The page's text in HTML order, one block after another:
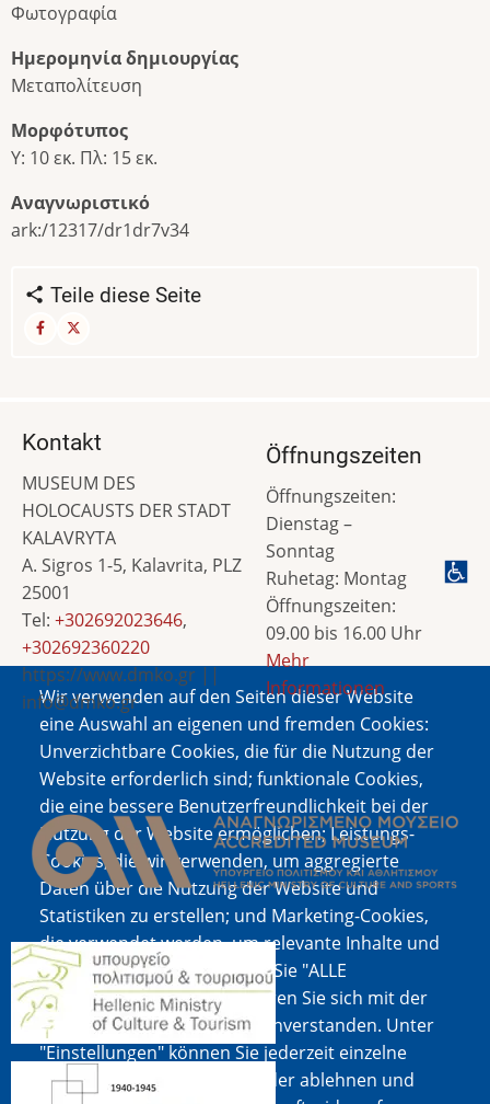
Φωτογραφία
Ημερομηνία δημιουργίας
Μεταπολίτευση
Μορφότυπος
Υ: 10 εκ. Πλ: 15 εκ.
Αναγνωριστικό
ark:/12317/dr1dr7v34
Teile diese Seite
Wir verwenden auf den Seiten dieser Website
eine Auswahl an eigenen und fremden Cookies:
Unverzichtbare Cookies, die für die Nutzung der
Website erforderlich sind; funktionale Cookies,
die eine bessere Benutzerfreundlichkeit bei der
Nutzung der Website ermöglichen; Leistungs-
Cookies, die wir verwenden, um aggregierte
Daten über die Nutzung der Website und
Statistiken zu erstellen; und Marketing-Cookies,
die verwendet werden, um relevante Inhalte und
Werbung anzuzeigen. Wenn Sie "ALLE
AKZEPTIEREN" wählen, erklären Sie sich mit der
Verwendung aller Cookies einverstanden. Unter
"Einstellungen" können Sie jederzeit einzelne
Cookie-Typen akzeptieren oder ablehnen und
Kontakt
MUSEUM DES
HOLOCAUSTS DER STADT
KALAVRYTA
A. Sigros 1-5, Kalavrita, PLZ
25001
Tel: +302692023646,
+302692360220
https://www.dmko.gr ||
info@dmko.gr
Öffnungszeiten
Öffnungszeiten:
Dienstag –
Sonntag
Ruhetag: Montag
Öffnungszeiten:
09.00 bis 16.00 Uhr
Mehr
Informationen
Bild
Bild